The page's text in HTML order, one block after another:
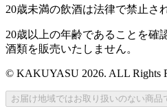
20歳未満の飲酒は法律で禁止さ
20歳以上の年齢であることを確
酒類を販売いたしません。
© KAKUYASU 2026. ALL Rights
お届け地域ではお取り扱いのない商品